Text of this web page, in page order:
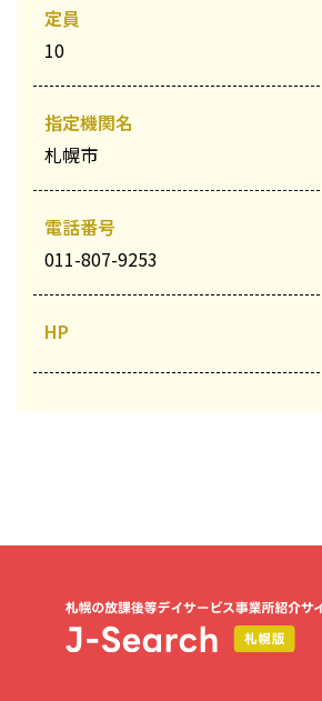
定員
10
指定機関名
札幌市
電話番号
011-807-9253
HP